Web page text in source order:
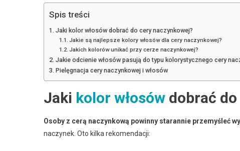
Spis treści
Jaki kolor włosów dobrać do cery naczynkowej?
Jakie są najlepsze kolory włosów dla cery naczynkowej?
Jakich kolorów unikać przy cerze naczynkowej?
Jakie odcienie włosów pasują do typu kolorystycznego cery
Pielęgnacja cery naczynkowej i włosów
Jaki kolor włosów dobrać
Osoby z cerą naczynkową powinny starannie przemyśleć
naczynek. Oto kilka rekomendacji: